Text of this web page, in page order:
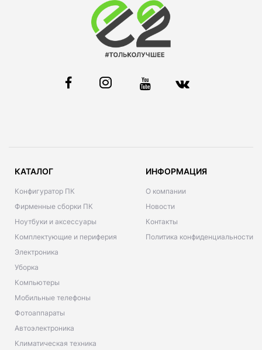
КАТАЛОГ
Конфигуратор ПК
Фирменные сборки ПК
Ноутбуки и аксессуары
Комплектующие и периферия
Электроника
Уборка
Компьютеры
Мобильные телефоны
Фотоаппараты
Автоэлектроника
Климатическая техника
ИНФОРМАЦИЯ
О компании
Новости
Контакты
Политика конфиденциальности